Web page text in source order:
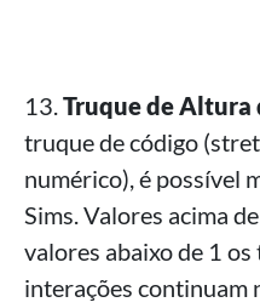
13.Truque de Altura
truque de código
numérico), é possível
Sims. Valores acima
valores abaixo de 1
interações continuam